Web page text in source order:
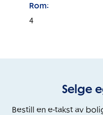
Rom:
4
Selge
Bestill en e-takst av